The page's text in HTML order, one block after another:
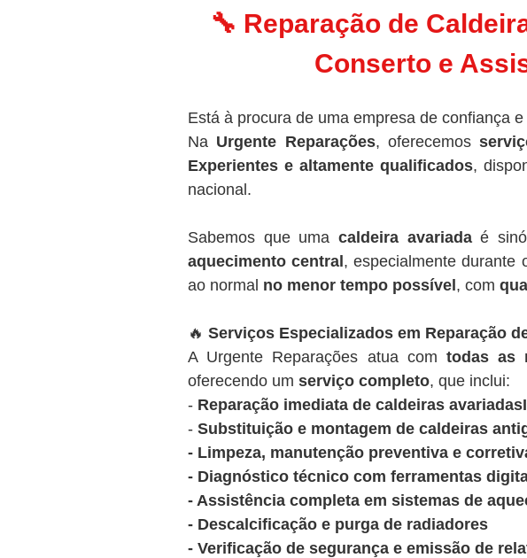
🔧 Reparação de
Conserto e
Está à procura de uma empresa de confiança
Na Urgente Reparações, oferecemos
Experientes e altamente qualificados,
nacional.
Sabemos que uma caldeira avariadaé
aquecimento central , especialmente durante
ao normal no menor tempo possível , com
🔥 Serviços Especializados em Reparação
A Urgente Reparações atua com todas as
oferecendo um serviço completo, que inclui:
- Reparação imediata de caldeiras
- Substituição e montagem de caldeiras
- Limpeza, manutenção preventiva e
- Diagnóstico técnico com ferramentas
- Assistência completa em sistemas de
- Descalcificação e purga de radiadores
- Verificação de segurança e emissão de